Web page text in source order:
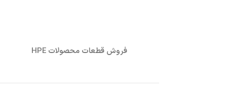
فروش قطعات محصولات HPE